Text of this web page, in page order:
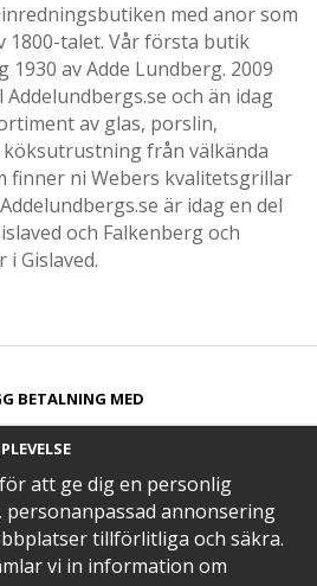
med anor som
1800-talet. Vår första butik
1930 av Adde Lundberg. 2009
och än idag
av glas, porslin,
från välkända
finner ni Webers kvalitetsgrillar
är idag en del
och Falkenberg och
Gislaved.
BETALNING MED​
LEVERANS MED
att ge dig en personlig
annonsering
tillförlitliga och säkra.
vi in information om